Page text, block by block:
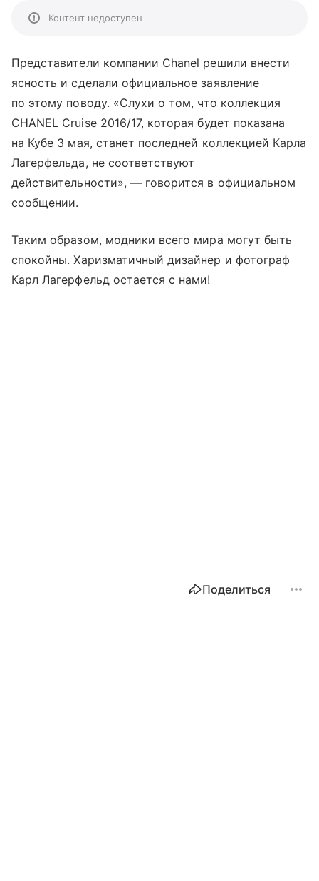
Контент недоступен
Представители компании Chanel решили внести
ясность и сделали официальное заявление
по этому поводу. «Слухи о том, что коллекция
CHANEL Cruise 2016/17, которая будет показана
на Кубе 3 мая, станет последней коллекцией Карла
Лагерфельда, не соответствуют
действительности», — говорится в официальном
сообщении.
Таким образом, модники всего мира могут быть
спокойны. Харизматичный дизайнер и фотограф
Карл Лагерфельд остается с нами!
Поделиться